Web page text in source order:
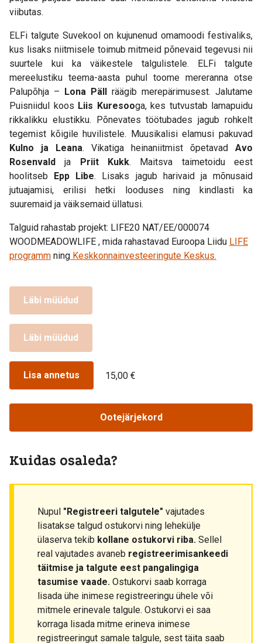
viibutas.
ELFi talgute Suvekool on kujunenud omamoodi festivaliks,
kus lisaks niitmisele toimub mitmeid põnevaid tegevusi nii
suurtele kui ka väikestele talgulistele. ELFi talgute
mereelustiku teema-aasta puhul toome mereranna otse
Palupõhja – Lona Päll räägib merepärimusest. Jalutame
Puisniidul koos Liis Kuresooga, kes tutvustab lamapuidu
rikkalikku elustikku. Põnevates töötubades jagub rohkelt
tegemist kõigile huvilistele. Muusikalisi elamusi pakuvad
Kulno ja Leana. Vikatiga heinaniitmist õpetavad Avo
Rosenvald ja Priit Kukk. Maitsva taimetoidu eest
hoolitseb Epp Libe. Lisaks jagub harivaid ja mõnusaid
jutuajamisi, erilisi hetki looduses ning kindlasti ka
suuremaid ja väiksemaid üllatusi.
Talguid rahastab projekt: LIFE20 NAT/EE/000074
WOODMEADOWLIFE , mida rahastavad Euroopa Liidu LIFE
programm ning Keskkonnainvesteeringute Keskus.
Läbi müüdud
Läbi müüdud
Lisa annetus 15,00 €
Ootejärjekord
Kuidas osaleda?
Nupul "Registreeri talgutele" vajutades
lisatakse talgud ostukorvi ning lehekülje
ülaserva tekib kollane ostukorvi riba. Sellel
real vajutades avaneb registreerimisankeedi
täitmise ja talgute eest pangalingiga
tasumise vaade. Ostukorvi saab korraga
lisada ühe inimese registreeringu ühele või
mitmele erinevale talgule. Ostukorvi ei saa
korraga lisada mitme erineva inimese
registreeringut samale talgule, sest täita saab